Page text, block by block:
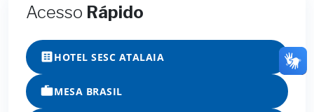
Acesso Rápido
HOTEL SESC ATALAIA
MESA BRASIL